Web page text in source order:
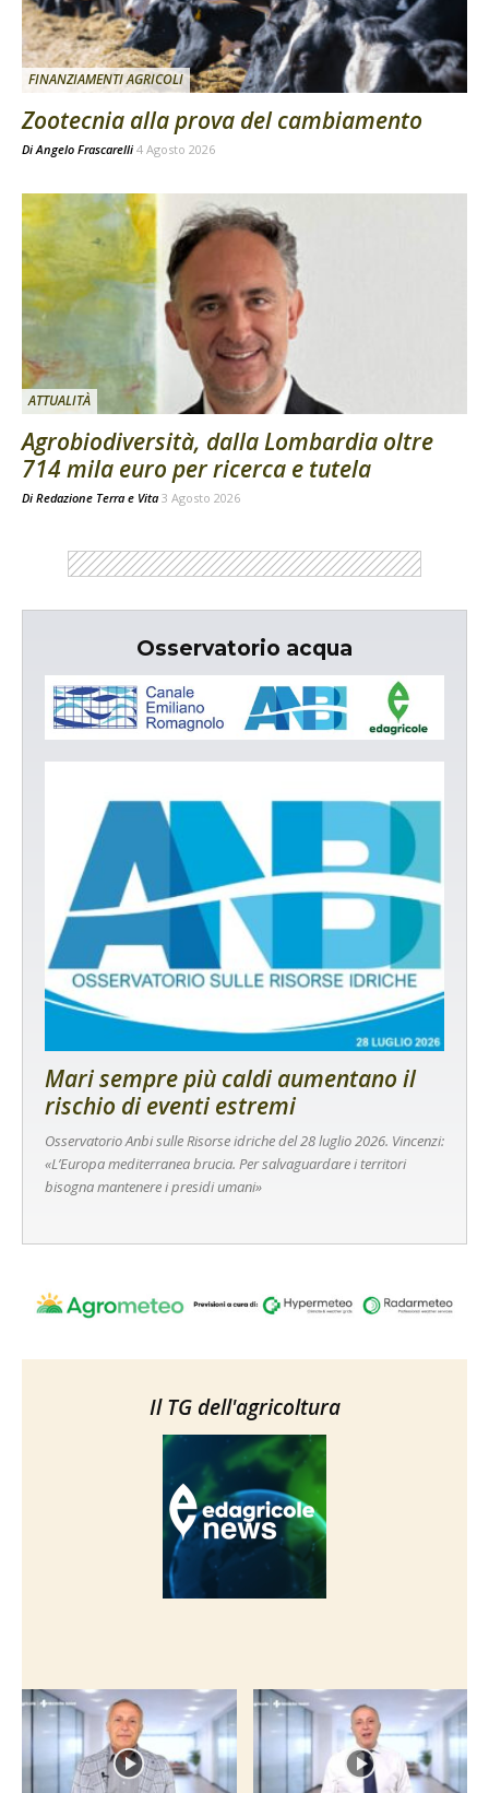
FINANZIAMENTI AGRICOLI
Zootecnia alla prova del cambiamento
DiAngelo Frascarelli 4 Agosto 2026
ATTUALITÀ
Agrobiodiversità, dalla Lombardia oltre
714 mila euro per ricerca e tutela
Di Redazione Terra e Vita 3 Agosto 2026
Osservatorio acqua
Mari sempre più caldi aumentano il
rischio di eventi estremi
Osservatorio Anbi sulle Risorse idriche del 28 luglio 2026. Vincenzi:
«L’Europa mediterranea brucia. Per salvaguardare i territori
bisogna mantenere i presidi umani»
Il TG dell'agricoltura